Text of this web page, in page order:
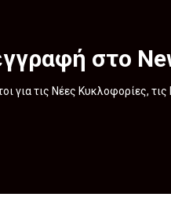
στο
για τις Νέες Κυκλοφορίες,